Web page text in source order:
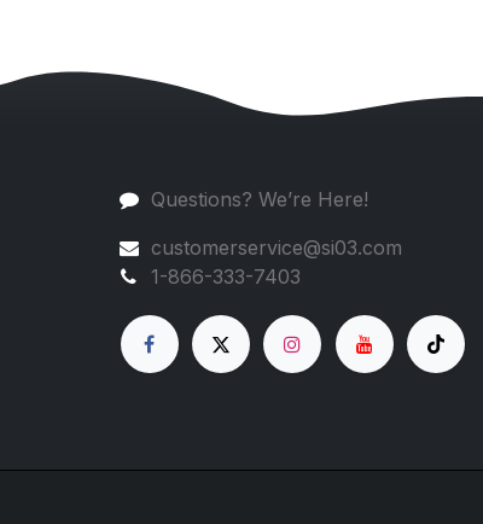
Questions? We’re Here!
customerservice@si03.com
1-866-333-7403